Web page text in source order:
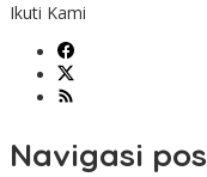
Ikuti Kami
Navigasi pos